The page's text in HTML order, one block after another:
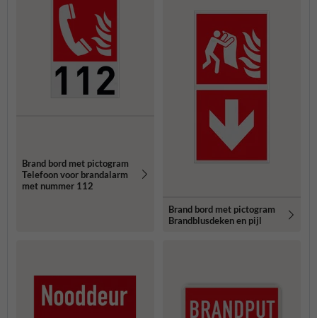
Brand bord met pictogram
Telefoon voor brandalarm
met nummer 112
Brand bord met pictogram
Brandblusdeken en pijl